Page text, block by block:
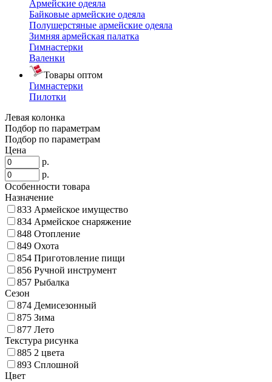
Армейские одеяла
Байковые армейские одеяла
Полушерстяные армейские одеяла
Зимняя армейская палатка
Гимнастерки
Валенки
Товары оптом
Гимнастерки
Пилотки
Левая колонка
Подбор по параметрам
Подбор по параметрам
Цена
р.
р.
Особенности товара
Назначение
833 Армейское имущество
834 Армейское снаряжение
848 Отопление
849 Охота
854 Приготовление пищи
856 Ручной инструмент
857 Рыбалка
Сезон
874 Демисезонный
875 Зима
877 Лето
Текстура рисунка
885 2 цвета
893 Сплошной
Цвет